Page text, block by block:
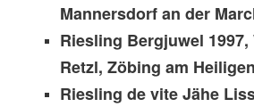
Mannersdorf an der
Riesling Bergjuwel
Retzl, Zöbing am
Riesling de vite Jähe